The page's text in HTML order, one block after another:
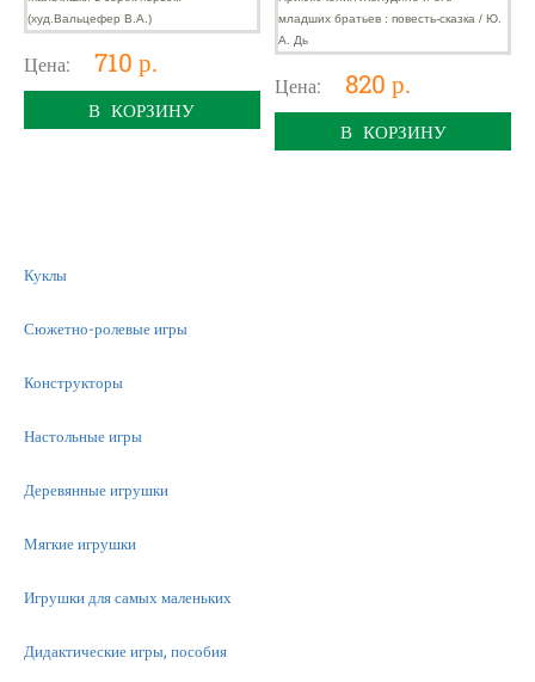
Цена: 710 р.
В КОРЗИНУ
Цена: 820 р.
В КОРЗИНУ
Куклы
Сюжетно-ролевые игры
Конструкторы
Настольные игры
Деревянные игрушки
Мягкие игрушки
Игрушки для самых маленьких
Дидактические игры, пособия